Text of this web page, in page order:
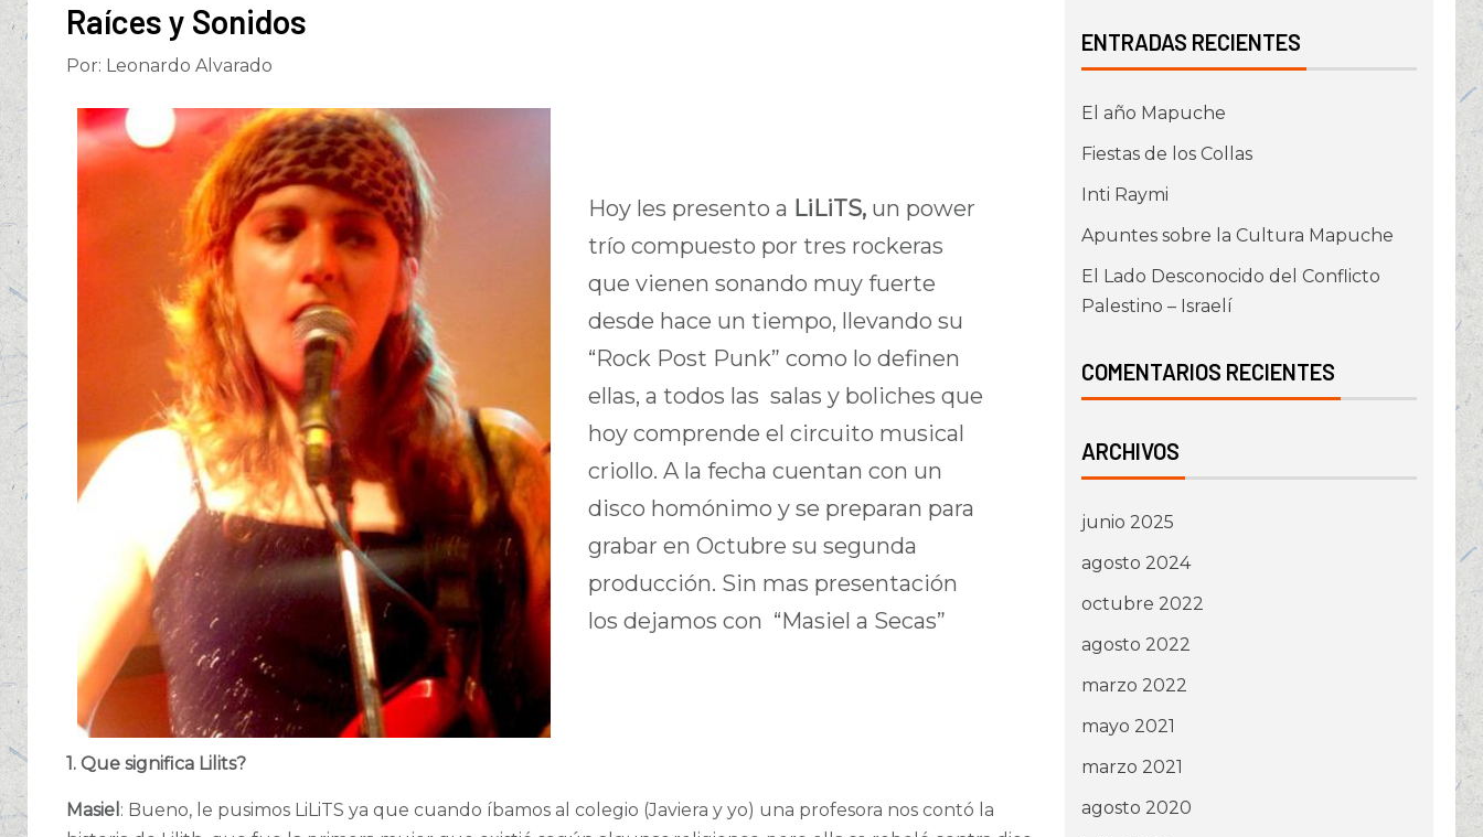
Raíces y Sonidos
Por: Leonardo Alvarado
Hoy les presento a LiLiTS,un power
trío compuesto por tres rockeras
que vienen sonando muy fuerte
desde hace un tiempo, llevando su
“Rock Post Punk” como lo definen
ellas, a todos las salas y boliches que
hoy comprende el circuito musical
criollo. A la fecha cuentan con un
disco homónimo y se preparan para
grabar en Octubre su segunda
producción. Sin mas presentación
los dejamos con “Masiel a Secas”
1. Que significa Lilits?
Masiel : Bueno, le pusimos LiLiTS ya que cuando íbamos al colegio (Javiera y yo) una profesora nos contó la
ENTRADAS RECIENTES
El año Mapuche
Fiestas de los Collas
Inti Raymi
Apuntes sobre la Cultura Mapuche
El Lado Desconocido del Conflicto
Palestino – Israelí
COMENTARIOS RECIENTES
ARCHIVOS
junio 2025
agosto 2024
octubre 2022
agosto 2022
marzo 2022
mayo 2021
marzo 2021
agosto 2020